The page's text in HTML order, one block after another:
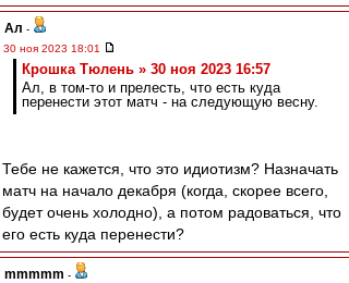
Ал -
30 ноя 2023 18:01
Крошка Тюлень » 30 ноя 2023 16:57
Ал, в том-то и прелесть, что есть куда
перенести этот матч - на следующую весну.
Тебе не кажется, что это идиотизм? Назначать
матч на начало декабря (когда, скорее всего,
будет очень холодно), а потом радоваться, что
его есть куда перенести?
mmmmm -